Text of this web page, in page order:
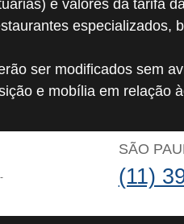
e valores da tarifa
especializados,
ser modificados sem
e mobília em relação
SÃO
(11)